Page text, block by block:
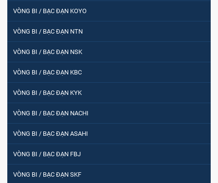
VÒNG BI / BẠC ĐẠN KOYO
VÒNG BI / BẠC ĐẠN NTN
VÒNG BI / BẠC ĐẠN NSK
VÒNG BI / BẠC ĐẠN KBC
VÒNG BI / BẠC ĐẠN KYK
VÒNG BI / BẠC ĐẠN NACHI
VÒNG BI / BẠC ĐẠN ASAHI
VÒNG BI / BẠC ĐẠN FBJ
VÒNG BI / BẠC ĐẠN SKF